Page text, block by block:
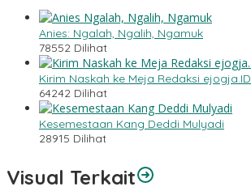
Anies: Ngalah, Ngalih, Ngamuk
78552 Dilihat
Kirim Naskah ke Meja Redaksi ejogja.ID
64242 Dilihat
Kesemestaan Kang Deddi Mulyadi
28915 Dilihat
Visual Terkait